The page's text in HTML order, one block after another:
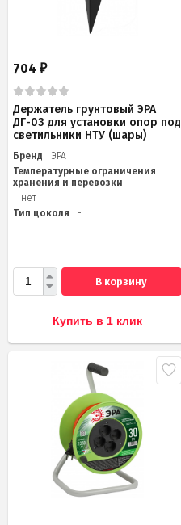
704 ₽
Держатель грунтовый ЭРА
ДГ-03 для установки опор под
светильники НТУ (шары)
Бренд
ЭРА
Температурные ограничения
хранения и перевозки
нет
Тип цоколя
-
В корзину
Купить в 1 клик